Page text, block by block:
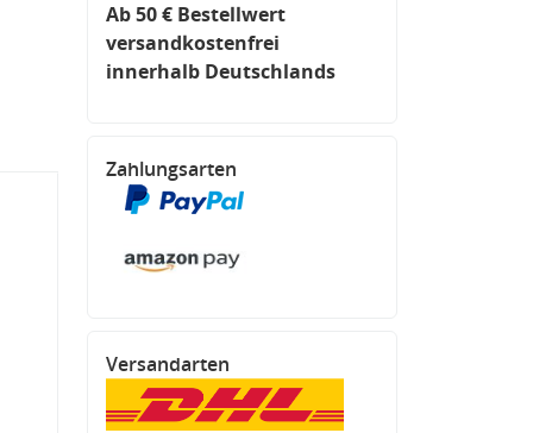
Ab 50 € Bestellwert
versandkostenfrei
innerhalb Deutschlands
Zahlungsarten
Versandarten